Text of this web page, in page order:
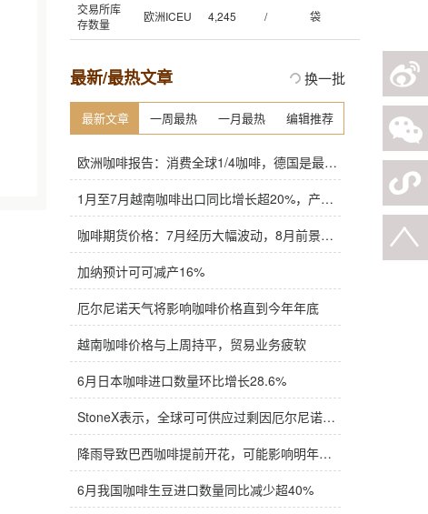
交易所库
存数量
欧洲ICEU 4,245 / 袋
最新/最热文章 换一批
最新文章 一周最热 一月最热 编辑推荐
欧洲咖啡报告：消费全球1/4咖啡，德国是最大进口国，意大利在烘焙咖啡生产中领先
1月至7月越南咖啡出口同比增长超20%，产量也将是过去四年来最高
咖啡期货价格：7月经历大幅波动，8月前景依旧不明朗
加纳预计可可减产16%
厄尔尼诺天气将影响咖啡价格直到今年年底
越南咖啡价格与上周持平，贸易业务疲软
6月日本咖啡进口数量环比增长28.6%
StoneX表示，全球可可供应过剩因厄尔尼诺而萎缩
降雨导致巴西咖啡提前开花，可能影响明年产量，造成近期价格波动极不稳定
6月我国咖啡生豆进口数量同比减少超40%